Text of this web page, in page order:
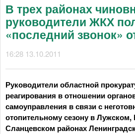
В трех районах
руководители ЖКХ
«последний звонок»
16:28 13.10.2011
Руководители областной
реагирования в отношении
самоуправления в связи с
отопительному сезону в
Сланцевском районах